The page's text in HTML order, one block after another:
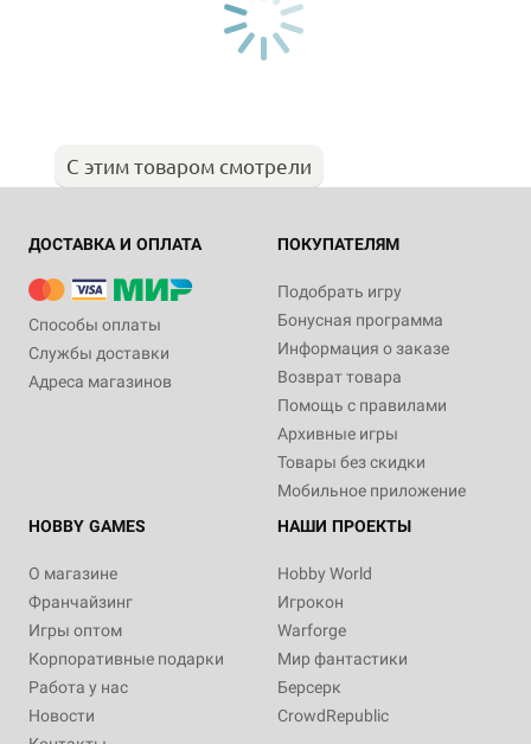
С этим товаром смотрели
ДОСТАВКА И ОПЛАТА
Способы оплаты
Службы доставки
Адреса магазинов
ПОКУПАТЕЛЯМ
Подобрать игру
Бонусная программа
Информация о заказе
Возврат товара
Помощь с правилами
Архивные игры
Товары без скидки
Мобильное приложение
HOBBY GAMES
О магазине
Франчайзинг
Игры оптом
Корпоративные подарки
Работа у нас
Новости
НАШИ ПРОЕКТЫ
Hobby World
Игрокон
Warforge
Мир фантастики
Берсерк
CrowdRepublic